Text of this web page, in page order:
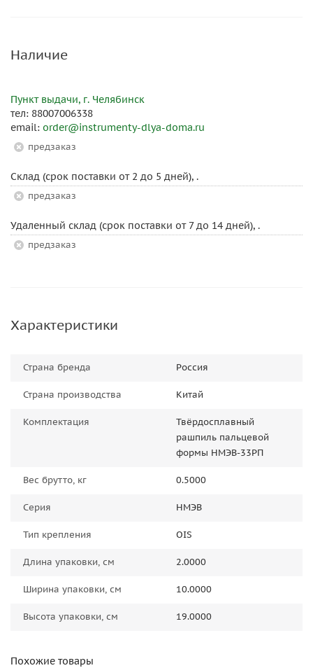
Наличие
Пункт выдачи, г. Челябинск
тел: 88007006338
email: order@instrumenty-dlya-doma.ru
Предзаказ
Склад (срок поставки от 2 до 5 дней), .
Предзаказ
Удаленный склад (срок поставки от 7 до 14 дней), .
Предзаказ
Характеристики
Страна бренда Россия
Страна производства Китай
Комплектация
Твёрдосплавный
рашпиль пальцевой
формы НМЭВ-33РП
Вес брутто, кг 0.5000
Серия НМЭВ
Тип крепления OIS
Длина упаковки, см 2.0000
Ширина упаковки, см 10.0000
Высота упаковки, см 19.0000
Похожие товары